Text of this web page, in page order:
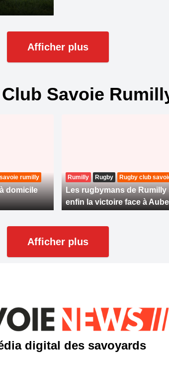
Afficher plus
Savoie
rumilly
domicile
Rumilly Rugby Rugby club
Les rugbymans de
enfin la victoire face à
Afficher plus
digital des savoyards